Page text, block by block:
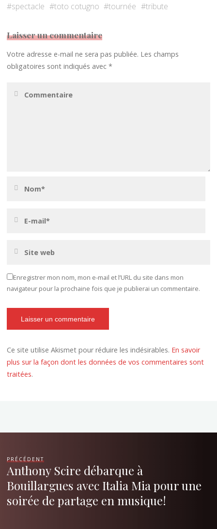
#spectacle #toto cotugno #tournée #tribute
Laisser un commentaire
Votre adresse e-mail ne sera pas publiée. Les champs
obligatoires sont indiqués avec*
Enregistrer mon nom, mon e-mail et l’URL du site dans mon
navigateur pour la prochaine fois que je publierai un commentaire.
Ce site utilise Akismet pour réduire les indésirables. En savoir
plus sur la façon dont les données de vos commentaires sont
traitées.
PRÉCÉDENT
Anthony Scire débarque à
Bouillargues avec Italia Mia pour une
soirée de partage en musique!